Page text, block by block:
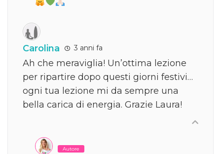
Carolina 3 anni fa
Ah che meraviglia! Un’ottima lezione
per ripartire dopo questi giorni festivi…
ogni tua lezione mi da sempre una
bella carica di energia. Grazie Laura!
Autore